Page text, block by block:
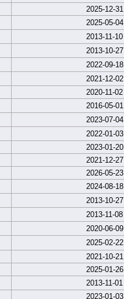
2025-12-31
2025-05-04
2013-11-10
2013-10-27
2022-09-18
2021-12-02
2020-11-02
2016-05-01
2023-07-04
2022-01-03
2023-01-20
2021-12-27
2026-05-23
2024-08-18
2013-10-27
2013-11-08
2020-06-09
2025-02-22
2021-10-21
2025-01-26
2013-11-01
2023-01-03